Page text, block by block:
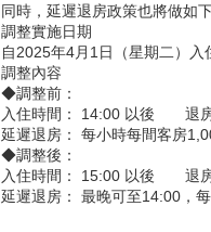
同時，延遲退房政策也將做如下
調整實施日期
自2025年4月1日（星期二）入
調整內容
◆調整前：
入住時間： 14:00 以後 退
延遲退房： 每小時每間客房
◆調整後：
入住時間： 15:00 以後 退
延遲退房： 最晚可至14:00，